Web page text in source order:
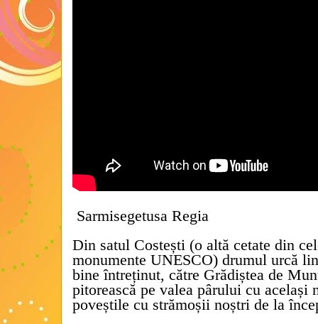
Sarmisegetusa Regia
Din satul Costești (o altă cetate din
monumente UNESCO) drumul urcă lin
bine întreținut, către Grădiștea de
pitorească pe valea pârului cu același
poveștile cu strămoșii noștri de la